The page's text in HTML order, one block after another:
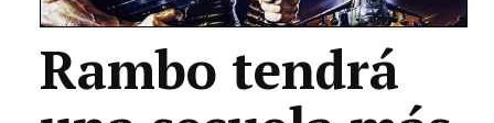
CIENCIA
CULTURA
Rambo tendrá